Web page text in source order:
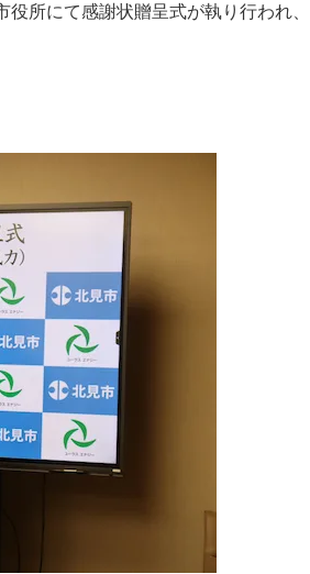
所にて感謝状贈呈式が執り行われ、